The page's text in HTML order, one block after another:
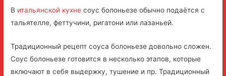
В итальянской кухне соус болоньезе обычно подаётся с
тальятелле, феттучини, ригатони или лазаньей.
Традиционный рецепт соуса болоньезе довольно сложен.
Соус болоньезе готовится в несколько этапов, которые
включают в себя выдержку, тушение и пр. Традиционный